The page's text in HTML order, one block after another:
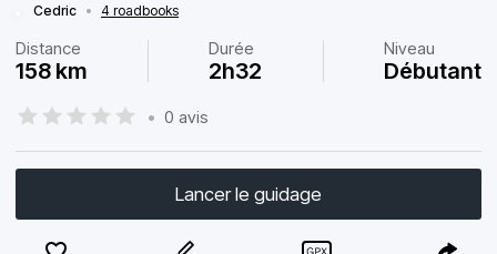
Cedric • 4 roadbooks
Distance
158 km
Durée
2h32
Niveau
Débutant
• 0 avis
Lancer le guidage